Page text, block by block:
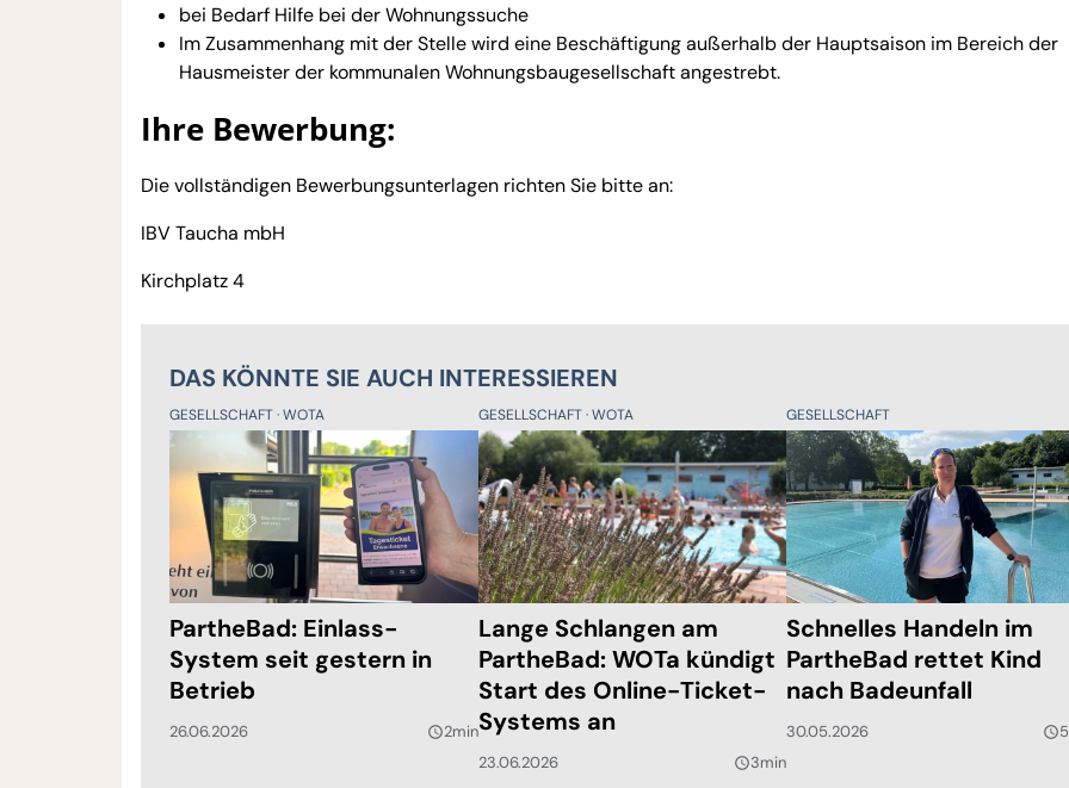
bei Bedarf Hilfe bei der Wohnungssuche
Im Zusammenhang mit der Stelle wird eine Beschäftigung außerhalb der Hauptsaison im Bereich der
Hausmeister der kommunalen Wohnungsbaugesellschaft angestrebt.
Ihre Bewerbung:
Die vollständigen Bewerbungsunterlagen richten Sie bitte an:
IBV Taucha mbH
Kirchplatz 4
DAS KÖNNTE SIE AUCH INTERESSIEREN
GESELLSCHAFT WOTA
PartheBad: Einlass-
System seit gestern in
Betrieb
26.06.2026 query_builder2min
GESELLSCHAFT WOTA
Lange Schlangen am
PartheBad: WOTa kündigt
Start des Online-Ticket-
Systems an
23.06.2026 query_builder3min
GESELLSCHAFT
Schnelles Handeln im
PartheBad rettet Kind
nach Badeunfall
30.05.2026 query_builder